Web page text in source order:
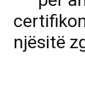
njësitë